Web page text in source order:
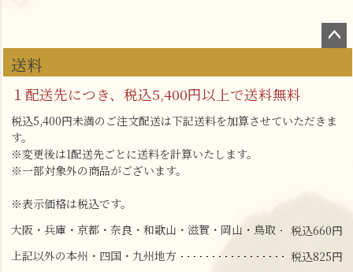
ジト
送料
１配送先につき、税込5,400円以上で送料無料
税込5,400円未満のご注文配送は下記送料を加算させていただきま
す。
※変更後は1配送先ごとに送料を計算いたします。
※一部対象外の商品がございます。
※表示価格は税込です。
大阪・兵庫・京都・奈良・和歌山・滋賀・岡山・鳥取
税込660円
上記以外の本州・四国・九州地方
税込825円